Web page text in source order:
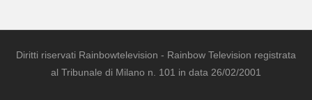
Diritti riservati Rainbowtelevision - Rainbow Television registrata
al Tribunale di Milano n. 101 in data 26/02/2001